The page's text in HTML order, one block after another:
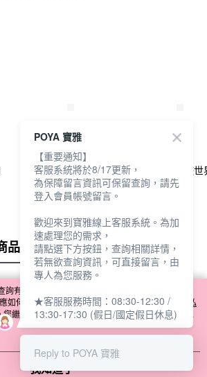
Hello Kitty拼圖-16片-
快樂兜風趣
NT$48
Hello Kitty環遊世
圖
品 全站排行
有關本網站使用 cookie 方式之詳情，及若您不希
如何變更電腦的 cookie 設定，請參閱本網站「
隱私
您繼續使用本網站即表示您同意本公司得按本網站使
cookie。
我知道了
POYA 寶雅
【重要通知】
客服系統將於8/17更新，
為保障留言資訊可保留查詢，請先
登入會員帳號留言。
歡迎來到寶雅線上客服系統。為加
速處理您的需求，
請點選下方按鈕，查詢相關詳情，
若無欲查詢資訊，可直接留言，由
專人為您服務。
★客服服務時間：08:30-12:30 /
13:30-17:30 (假日/國定假日休息)
Reply to POYA 寶雅